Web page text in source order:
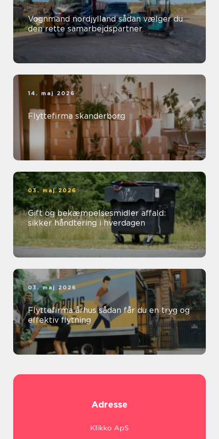
Vognmand nordjylland sådan vælger du
den rette samarbejdspartner
14. maj 2026
Flyttefirma skanderborg
03. maj 2026
Gift og bekæmpelsesmidler affald:
sikker håndtering i hverdagen
03. maj 2026
Flyttefirma århus sådan får du en tryg og
effektiv flytning
Adresse